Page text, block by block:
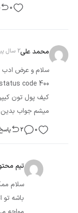
0
محمد علی2 سال پیش
کیف پول تون
میشم جواب بدین
0
2
تیم
سلام
باشه تو